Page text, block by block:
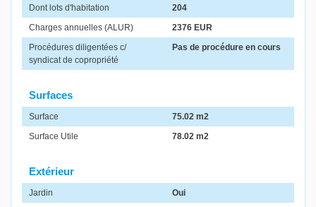
Dont lots d'habitation
204
Charges annuelles (ALUR)
2376 EUR
Procédures diligentées c/
syndicat de copropriété
Pas de procédure en cours
Surfaces
Surface
75.02 m2
Surface Utile
78.02 m2
Extérieur
Jardin
Oui